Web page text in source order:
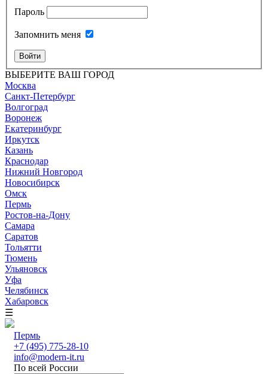
Пароль
Запомнить меня
Войти
ВЫБЕРИТЕ ВАШ ГОРОД
Москва
Санкт-Петербург
Волгоград
Воронеж
Екатеринбург
Иркутск
Казань
Краснодар
Нижний Новгород
Новосибирск
Омск
Пермь
Ростов-на-Дону
Самара
Саратов
Тольятти
Тюмень
Ульяновск
Уфа
Челябинск
Хабаровск
☰
Пермь
+7 (495) 775-28-10
info@modern-it.ru
По всей России